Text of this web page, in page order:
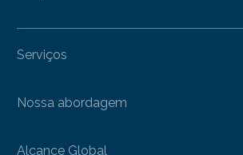
Serviços
Nossa abordagem
Alcance Global